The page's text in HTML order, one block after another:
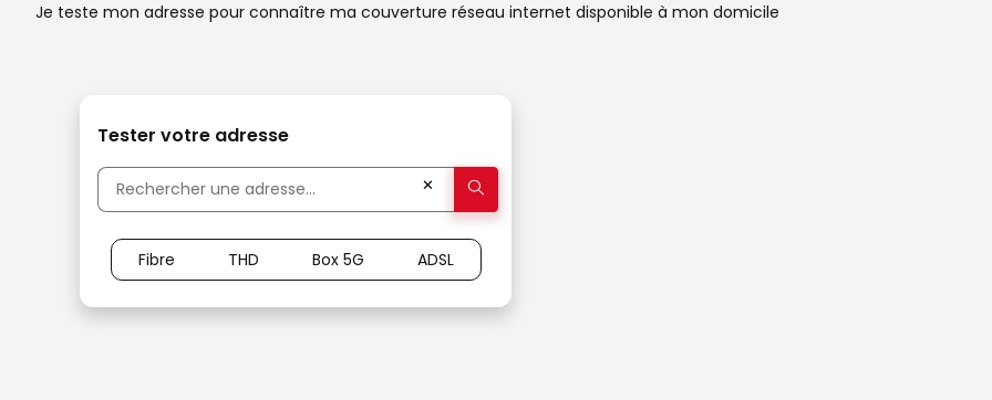
Je teste mon adresse pour connaître ma couverture réseau internet disponible à mon domicile
Tester votre adresse
✕
Fibre THD Box 5G ADSL